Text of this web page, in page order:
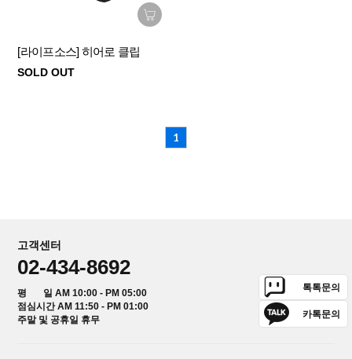
[라이프소스] 히어로 클립
SOLD OUT
1
고객센터
02-434-8692
평 일 AM 10:00 - PM 05:00
점심시간 AM 11:50 - PM 01:00
주말 및 공휴일 휴무
톡톡문의
카톡문의